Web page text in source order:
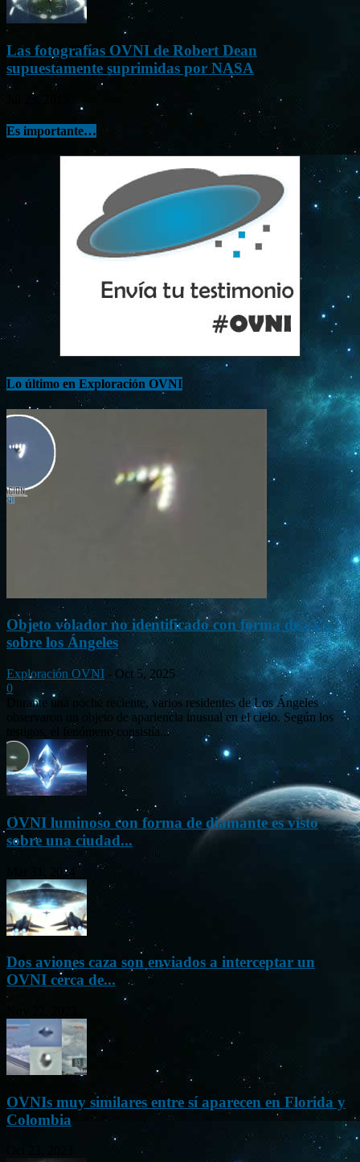
Las fotografías OVNI de Robert Dean
supuestamente suprimidas por NASA
Jul 23, 2015
Es importante…
Lo último en Exploración OVNI
Objeto volador no identificado con forma de «V»
sobre los Ángeles
Exploración OVNI - Oct 5, 2025
0
Durante una noche reciente, varios residentes de Los Ángeles
observaron un objeto de apariencia inusual en el cielo. Según los
testigos, el fenómeno consistía...
OVNI luminoso con forma de diamante es visto
sobre una ciudad...
Mar 31, 2024
Dos aviones caza son enviados a interceptar un
OVNI cerca de...
OVNIs muy similares entre sí aparecen en Florida y
Colombia